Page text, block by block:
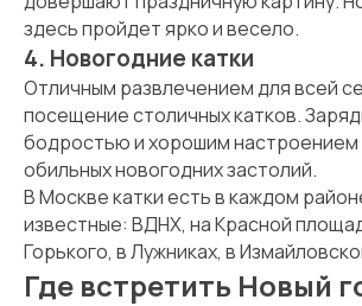
здесь пройдет ярко и весело.
4. Новогодние катки
Отличным развлечением для всей
посещение столичных катков.
бодростью и хорошим настроением
обильных новогодних застолий.
В Москве катки есть в каждом
известные: ВДНХ, на Красной
Горького, в Лужниках, в
Где встретить Новый